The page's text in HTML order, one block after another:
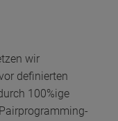
wir
definierten
100%ige